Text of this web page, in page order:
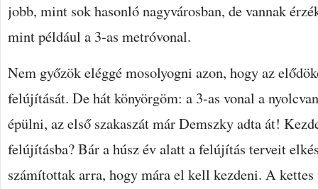
jobb, mint sok hasonló nagyvárosban, de vannak
mint például a 3-as metróvonal.
Nem győzök eléggé mosolyogni azon, hogy az
felújítását. De hát könyörgöm: a 3-as vonal a
épülni, az első szakaszát már Demszky adta át!
felújításba? Bár a húsz év alatt a felújítás terveit
számítottak arra, hogy mára el kell kezdeni. A